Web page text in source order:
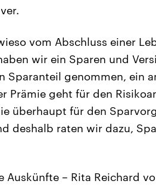
vom Abschluss einer
wir ein Sparen und
Sparanteil genommen, ein
Prämie geht für den
überhaupt für den
deshalb raten wir dazu,
Auskünfte – Rita Reichard